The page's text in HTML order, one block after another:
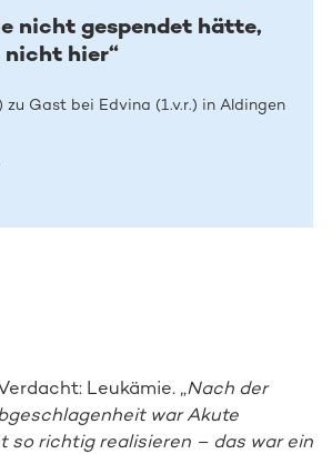
nicht gespendet hätte,
nicht hier“
zu Gast bei Edvina (1.v.r.) in Aldingen
Leukämie. „Nach der
war Akute
so richtig realisieren – das war ein